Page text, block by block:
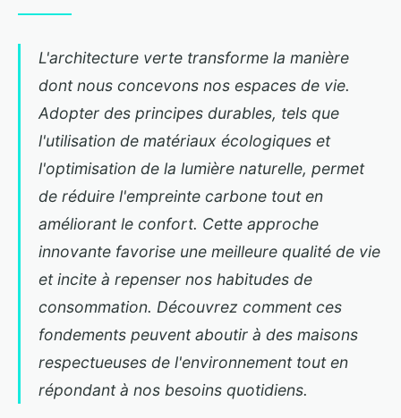
L'architecture verte transforme la manière
dont nous concevons nos espaces de vie.
Adopter des principes durables, tels que
l'utilisation de matériaux écologiques et
l'optimisation de la lumière naturelle, permet
de réduire l'empreinte carbone tout en
améliorant le confort. Cette approche
innovante favorise une meilleure qualité de vie
et incite à repenser nos habitudes de
consommation. Découvrez comment ces
fondements peuvent aboutir à des maisons
respectueuses de l'environnement tout en
répondant à nos besoins quotidiens.